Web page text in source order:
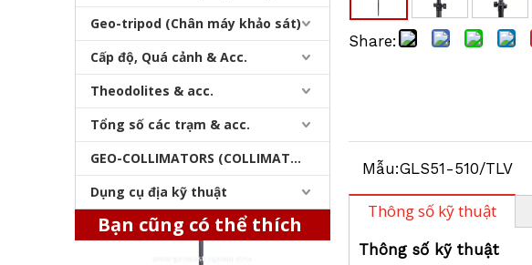
Geo-tripod (Chân máy khảo sát)
Cấp độ, Quá cảnh & Acc.
Theodolites & acc.
Tổng số các trạm & acc.
GEO-COLLIMATORS (COLLIMATORS khảo sát)
Dụng cụ địa kỹ thuật
Bạn cũng có thể thích
Cột robot Al & Carbon (2.6m,PinLoc)
Share:
Mẫu:GLS51-510/TLV
Thông số kỹ thuật
Thông số kỹ thuật